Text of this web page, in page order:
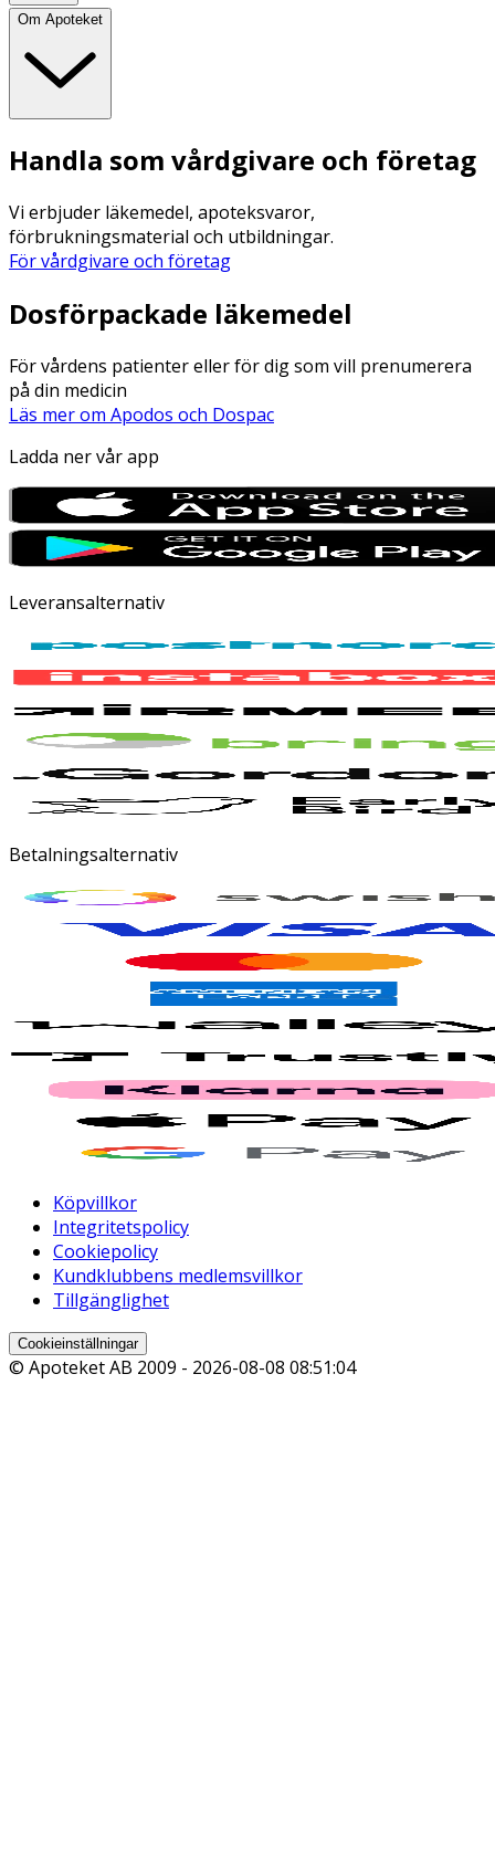
Om Apoteket
Handla som vårdgivare och företag
Vi erbjuder läkemedel, apoteksvaror,
förbrukningsmaterial och utbildningar.
För vårdgivare och företag
Dosförpackade läkemedel
För vårdens patienter eller för dig som vill prenumerera
på din medicin
Läs mer om Apodos och Dospac
Ladda ner vår app
Leveransalternativ
Betalningsalternativ
Köpvillkor
Integritetspolicy
Cookiepolicy
Kundklubbens medlemsvillkor
Tillgänglighet
Cookieinställningar
© Apoteket AB 2009 - 2026-08-08 08:51:04